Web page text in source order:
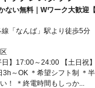
ない無料｜Wワーク大歓迎【
「なんば」駅より徒歩5分
】17:00～24:00 【土日祝
3h～OK ＊希望シフト制 ＊
！ ＊終電時間もしっか...